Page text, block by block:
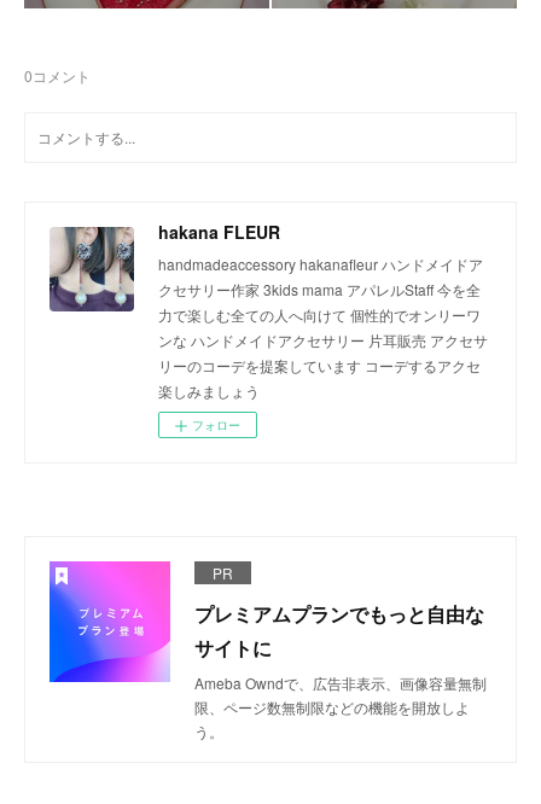
0コメント
hakana FLEUR
handmadeaccessory hakanafleur ハンドメイドア
クセサリー作家 3kids mama アパレルStaff 今を全
力で楽しむ全ての人へ向けて 個性的でオンリーワ
ンな ハンドメイドアクセサリー 片耳販売 アクセサ
リーのコーデを提案しています コーデするアクセ
楽しみましょう
フォロー
PR
プレミアムプランでもっと自由な
サイトに
Ameba Owndで、広告非表示、画像容量無制
限、ページ数無制限などの機能を開放しよ
う。